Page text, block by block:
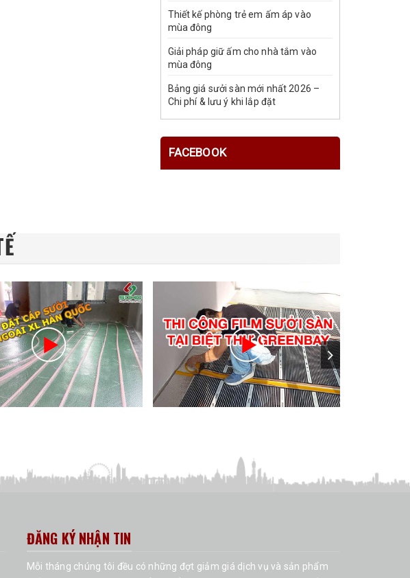
Thiết kế phòng trẻ em ấm áp vào
mùa đông
Giải pháp giữ ấm cho nhà tắm vào
mùa đông
Bảng giá sưởi sàn mới nhất 2026 –
Chi phí & lưu ý khi lắp đặt
FACEBOOK
ĐĂNG KÝ NHẬN TIN
Mỗi tháng chúng tôi đều có những đợt giảm giá dịch vụ và sản phẩm